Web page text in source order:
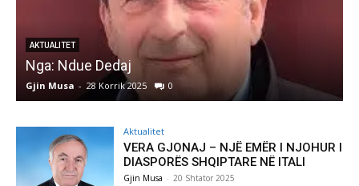
AKTUALITET
Nga: Ndue Dedaj
Gjin Musa - 28 Korrik 2025 0
Aktualitet
VERA GJONAJ – NJË EMËR I NJOHUR I
DIASPORËS SHQIPTARE NË ITALI
Gjin Musa - 20 Shtator 2025